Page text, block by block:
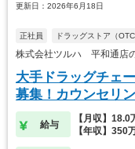
更新日：2026年6月18日
正社員 ドラッグストア（OTC
株式会社ツルハ 平和通店
大手ドラッグチェ
募集！カウンセリ
給与
【月収】
【年収】350